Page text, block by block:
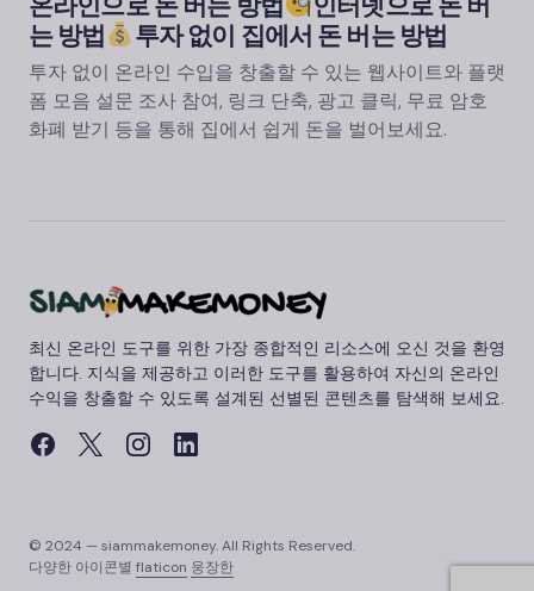
는 방법
투자 없이 집에서 돈 버는 방법
투자 없이 온라인 수입을 창출할 수 있는 웹사이트와 플랫
폼 모음 설문 조사 참여, 링크 단축, 광고 클릭, 무료 암호
화폐 받기 등을 통해 집에서 쉽게 돈을 벌어보세요.
최신 온라인 도구를 위한 가장 종합적인 리소스에 오신 것을 환영
합니다. 지식을 제공하고 이러한 도구를 활용하여 자신의 온라인
수익을 창출할 수 있도록 설계된 선별된 콘텐츠를 탐색해 보세요.
© 2024 — siammakemoney. All Rights Reserved.
다양한 아이콘별 flaticon 웅장한